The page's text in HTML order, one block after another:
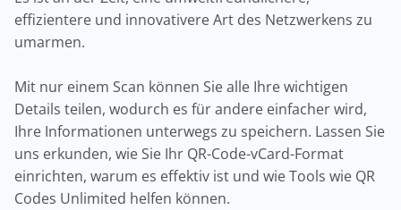
effizientere und innovativere Art des Netzwerkens zu
umarmen.
Mit nur einem Scan können Sie alle Ihre wichtigen
Details teilen, wodurch es für andere einfacher wird,
Ihre Informationen unterwegs zu speichern. Lassen Sie
uns erkunden, wie Sie Ihr QR-Code-vCard-Format
einrichten, warum es effektiv ist und wie Tools wie QR
Codes Unlimited helfen können.